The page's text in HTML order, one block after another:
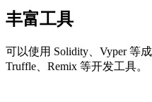
丰富工具
可以使用 Solidity、Vyper 等
Truffle、Remix 等开发工具。